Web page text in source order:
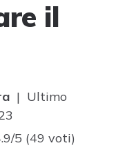
il
| Ultimo
5 (49 voti)